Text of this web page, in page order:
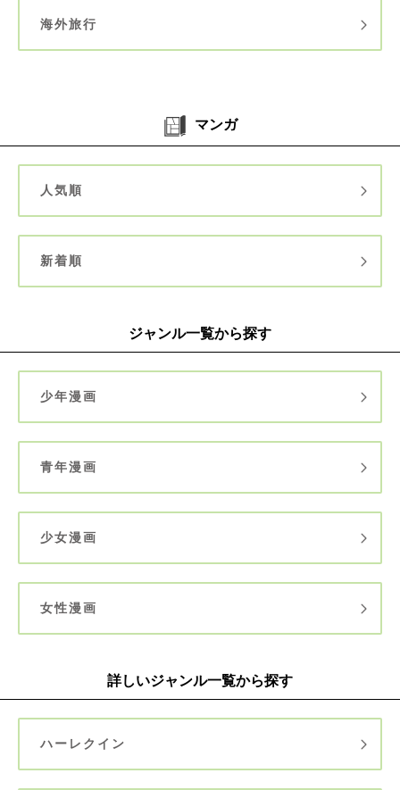
海外旅行
マンガ
人気順
新着順
ジャンル一覧から探す
少年漫画
青年漫画
少女漫画
女性漫画
詳しいジャンル一覧から探す
ハーレクイン